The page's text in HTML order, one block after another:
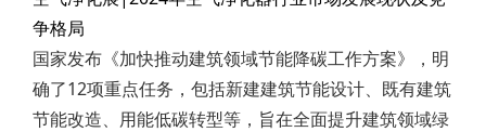
争格局
国家发布《加快推动建筑领域节能降碳工作方案》，明
确了12项重点任务，包括新建建筑节能设计、既有建筑
节能改造、用能低碳转型等，旨在全面提升建筑领域绿